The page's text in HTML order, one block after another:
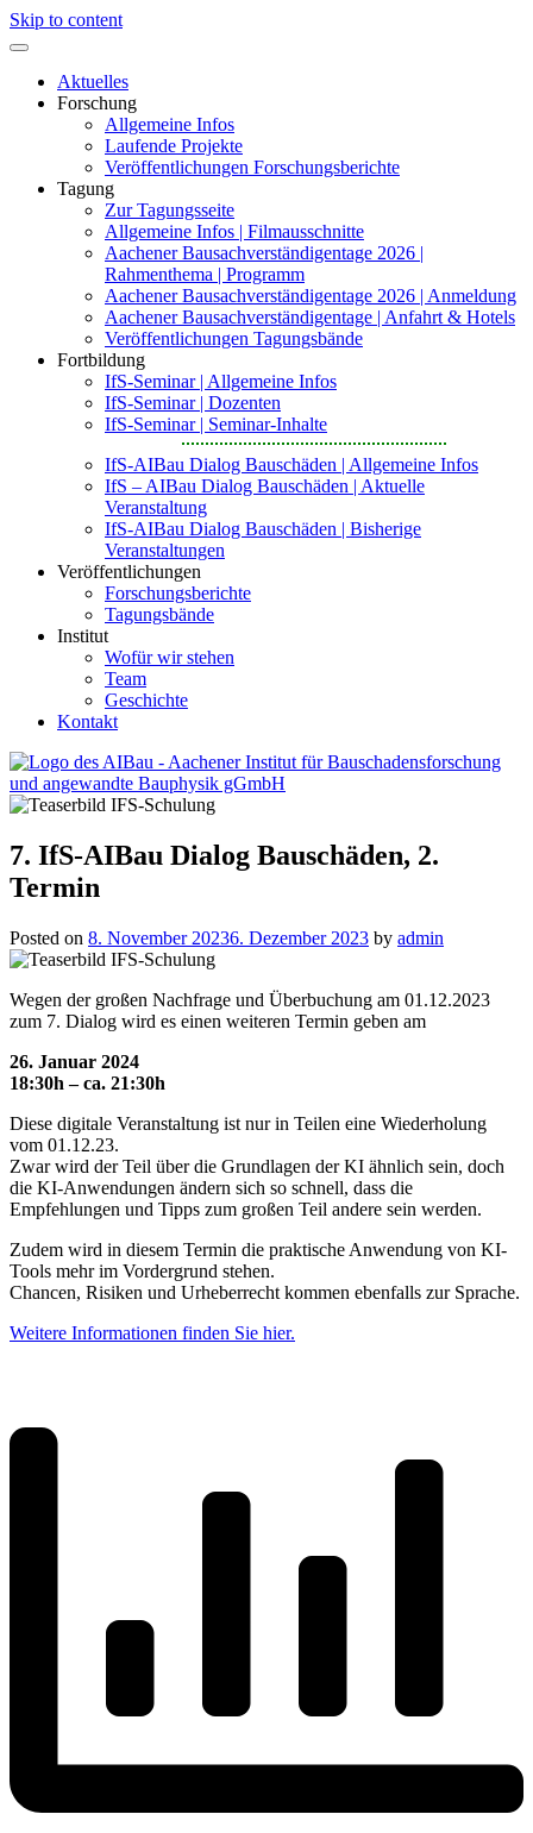
Skip to content
Aktuelles
Forschung
Allgemeine Infos
Laufende Projekte
Veröffentlichungen Forschungsberichte
Tagung
Zur Tagungsseite
Allgemeine Infos | Filmausschnitte
Aachener Bausachverständigentage 2026 |
Rahmenthema | Programm
Aachener Bausachverständigentage 2026 | Anmeldung
Aachener Bausachverständigentage | Anfahrt & Hotels
Veröffentlichungen Tagungsbände
Fortbildung
IfS-Seminar | Allgemeine Infos
IfS-Seminar | Dozenten
IfS-Seminar | Seminar-Inhalte
IfS-AIBau Dialog Bauschäden | Allgemeine Infos
IfS – AIBau Dialog Bauschäden | Aktuelle
Veranstaltung
IfS-AIBau Dialog Bauschäden | Bisherige
Veranstaltungen
Veröffentlichungen
Forschungsberichte
Tagungsbände
Institut
Wofür wir stehen
Team
Geschichte
Kontakt
angewandte Bauphysik
7. IfS-AIBau Dialog Bauschäden, 2.
Termin
Posted on 8. November 20236. Dezember 2023 by admin
Wegen der großen Nachfrage und Überbuchung am 01.12.2023
zum 7. Dialog wird es einen weiteren Termin geben am
26. Januar 2024
18:30h – ca. 21:30h
Diese digitale Veranstaltung ist nur in Teilen eine Wiederholung
vom 01.12.23.
Zwar wird der Teil über die Grundlagen der KI ähnlich sein, doch
die KI-Anwendungen ändern sich so schnell, dass die
Empfehlungen und Tipps zum großen Teil andere sein werden.
Zudem wird in diesem Termin die praktische Anwendung von KI-
Tools mehr im Vordergrund stehen.
Chancen, Risiken und Urheberrecht kommen ebenfalls zur Sprache.
Weitere Informationen finden Sie hier.